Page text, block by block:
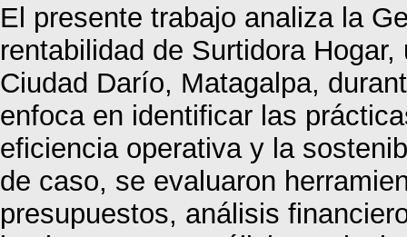
El presente trabajo analiza la
rentabilidad de Surtidora
Ciudad Darío, Matagalpa,
enfoca en identificar las
eficiencia operativa y la
de caso, se evaluaron
presupuestos, análisis